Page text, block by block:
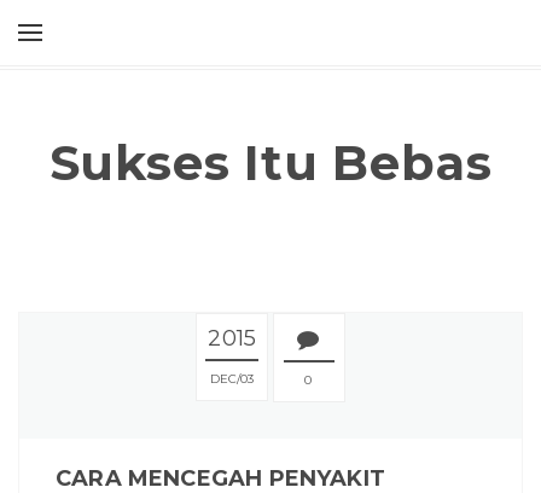
Sukses Itu Bebas
2015
DEC 03 0
CARA MENCEGAH PENYAKIT